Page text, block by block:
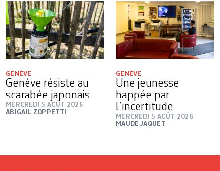
GENÈVE
Genève résiste au
scarabée japonais
MERCREDI 5 AOÛT 2026
ABIGAIL ZOPPETTI
GENÈVE
Une jeunesse
happée par
l’incertitude
MERCREDI 5 AOÛT 2026
MAUDE JAQUET